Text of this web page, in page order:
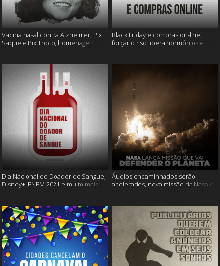
Vacina nasal contra Alzheimer, Pix
Saque e Pix Troco, homenagem
Black Friday e compras on-line,
forçar o riso libera hormônios e
Dia Nacional do Doador de Sangue,
Disney+, ENEM 2021 e muito mais
Áudios encaminhados serão
acelerados, nova missão da Nasa e